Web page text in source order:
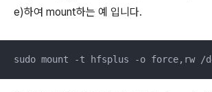
e)하여 mount하는 예 입니다.
sudo mount -t hfsplus -o force,rw /